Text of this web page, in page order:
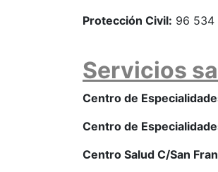
Protección Civil: 96 534
Servicios
Centro de
Centro de
Centro Salud C/San